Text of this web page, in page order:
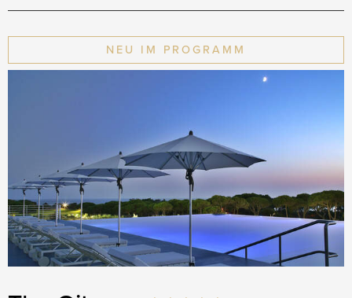
NEU IM PROGRAMM